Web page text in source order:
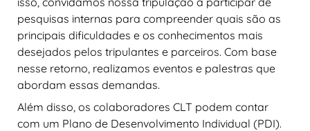
pesquisas internas para compreender quais são as
principais dificuldades e os conhecimentos mais
desejados pelos tripulantes e parceiros. Com base
nesse retorno, realizamos eventos e palestras que
abordam essas demandas.
Além disso, os colaboradores CLT podem contar
com um Plano de Desenvolvimento Individual (PDI).